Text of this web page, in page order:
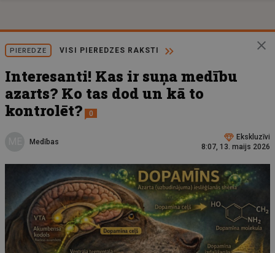
PIEREDZE VISI PIEREDZES RAKSTI
Interesanti! Kas ir suņa medību
azarts? Ko tas dod un kā to
kontrolēt?
0
Medības
Ekskluzīvi
8:07, 13. maijs 2026